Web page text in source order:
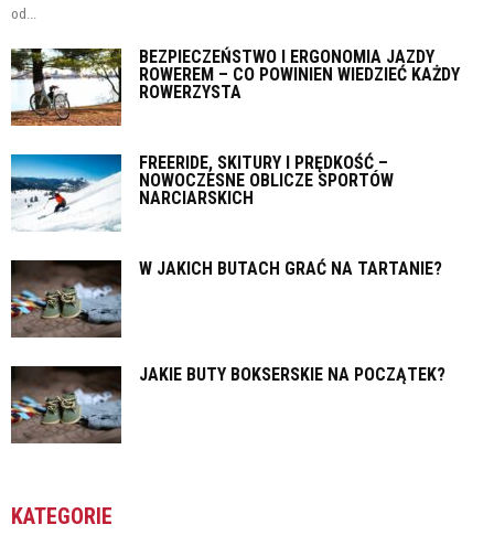
od...
BEZPIECZEŃSTWO I ERGONOMIA JAZDY
ROWEREM – CO POWINIEN WIEDZIEĆ KAŻDY
ROWERZYSTA
FREERIDE, SKITURY I PRĘDKOŚĆ –
NOWOCZESNE OBLICZE SPORTÓW
NARCIARSKICH
W JAKICH BUTACH GRAĆ NA TARTANIE?
JAKIE BUTY BOKSERSKIE NA POCZĄTEK?
KATEGORIE